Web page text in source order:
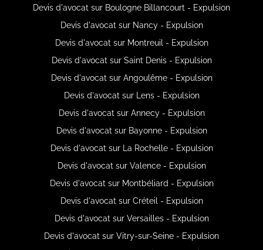
Devis d'avocat sur Boulogne Billancourt - Expulsion
Devis d'avocat sur Nancy - Expulsion
Devis d'avocat sur Montreuil - Expulsion
Devis d'avocat sur Saint Denis - Expulsion
Devis d'avocat sur Angoulême - Expulsion
Devis d'avocat sur Lens - Expulsion
Devis d'avocat sur Annecy - Expulsion
Devis d'avocat sur Bayonne - Expulsion
Devis d'avocat sur La Rochelle - Expulsion
Devis d'avocat sur Valence - Expulsion
Devis d'avocat sur Montbéliard - Expulsion
Devis d'avocat sur Créteil - Expulsion
Devis d'avocat sur Versailles - Expulsion
Devis d'avocat sur Vitry-sur-Seine - Expulsion